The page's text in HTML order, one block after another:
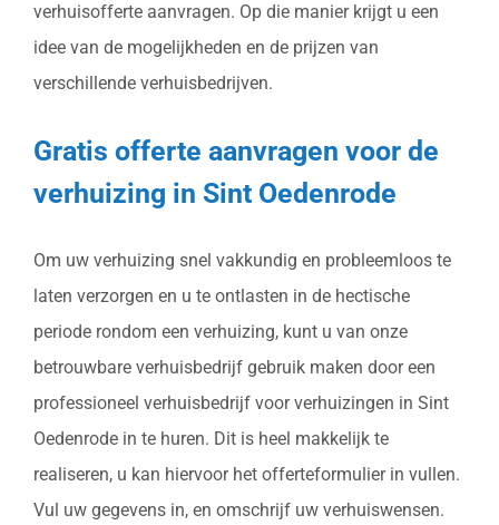
verhuisofferte aanvragen. Op die manier krijgt u een
idee van de mogelijkheden en de prijzen van
verschillende verhuisbedrijven.
Gratis offerte aanvragen voor de
verhuizing in Sint Oedenrode
Om uw verhuizing snel vakkundig en probleemloos te
laten verzorgen en u te ontlasten in de hectische
periode rondom een verhuizing, kunt u van onze
betrouwbare verhuisbedrijf gebruik maken door een
professioneel verhuisbedrijf voor verhuizingen in Sint
Oedenrode in te huren. Dit is heel makkelijk te
realiseren, u kan hiervoor het offerteformulier in vullen.
Vul uw gegevens in, en omschrijf uw verhuiswensen.